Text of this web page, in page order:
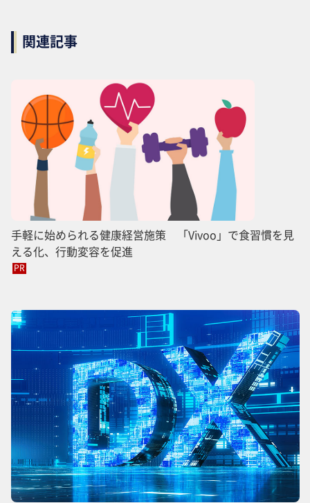
関連記事
手軽に始められる健康経営施策 「Vivoo」で食習慣を見
える化、行動変容を促進
PR